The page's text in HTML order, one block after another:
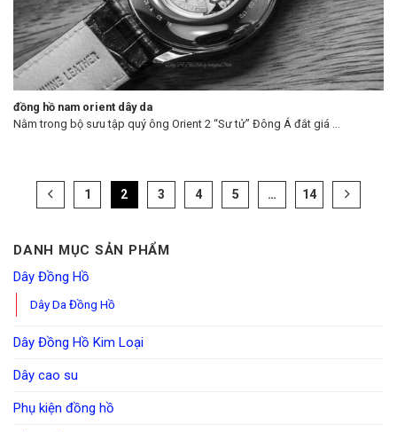
đồng hồ nam orient dây da
Nằm trong bộ sưu tập quý ông Orient 2 “Sư tử” Đông Á đắt giá ...
1 2 3 4 5 … 14
DANH MỤC SẢN PHẨM
Dây Đồng Hồ
Dây Da Đồng Hồ
Dây Đồng Hồ Kim Loại
Dây cao su
Phụ kiện đồng hồ